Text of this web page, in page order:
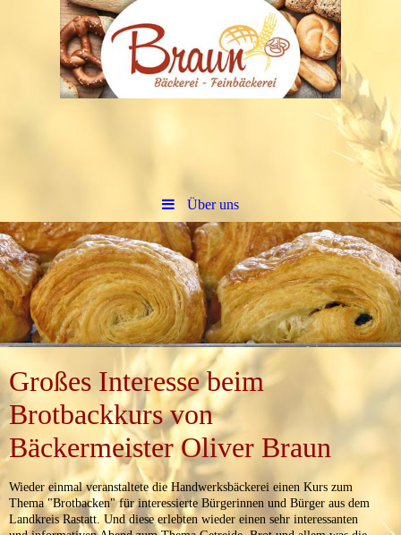
Über uns
Großes Interesse beim
Brotbackkurs von
Bäckermeister Oliver Braun
Wieder einmal veranstaltete die Handwerksbäckerei einen Kurs zum
Thema "Brotbacken" für interessierte Bürgerinnen und Bürger aus dem
Landkreis Rastatt. Und diese erlebten wieder einen sehr interessanten